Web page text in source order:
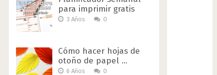
para imprimir gratis
3 Años 0
Cómo hacer hojas de
otoño de papel …
6 Años 0